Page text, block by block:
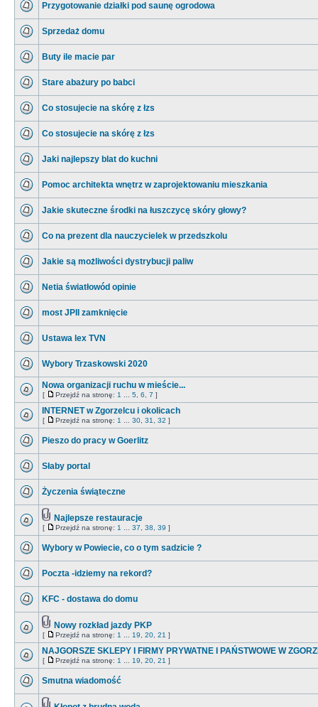
Przygotowanie działki pod saunę ogrodowa
Sprzedaż domu
Buty ile macie par
Stare abażury po babci
Co stosujecie na skórę z łzs
Co stosujecie na skórę z łzs
Jaki najlepszy blat do kuchni
Pomoc architekta wnętrz w zaprojektowaniu mieszkania
Jakie skuteczne środki na łuszczycę skóry głowy?
Co na prezent dla nauczycielek w przedszkolu
Jakie są możliwości dystrybucji paliw
Netia światłowód opinie
most JPII zamknięcie
Ustawa lex TVN
Wybory Trzaskowski 2020
Nowa organizacji ruchu w mieście...
[ Przejdź na stronę: 1 5 6 7 ]
INTERNET w Zgorzelcu i okolicach
[ Przejdź na stronę: 1 30 31 32 ]
Pieszo do pracy w Goerlitz
Słaby portal
Życzenia świąteczne
Najlepsze restauracje
[ Przejdź na stronę: 1 37 38 39 ]
Wybory w Powiecie, co o tym sadzicie ?
Poczta -idziemy na rekord?
KFC - dostawa do domu
Nowy rozkład jazdy PKP
[ Przejdź na stronę: 1 19 20 21 ]
NAJGORSZE SKLEPY I FIRMY PRYWATNE I PAŃSTWOWE W
[ Przejdź na stronę: 1 19 20 21 ]
Smutna wiadomość